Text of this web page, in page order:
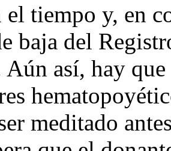
tiempo y, en
baja del
así, hay
meditado